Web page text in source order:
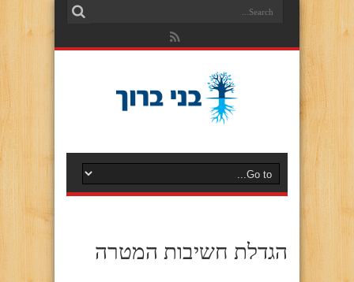
הגדלת חשיבות המטרה